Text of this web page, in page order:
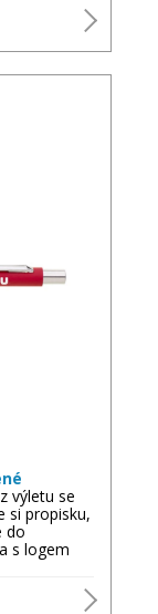
výletu se
si propisku,
do
s logem